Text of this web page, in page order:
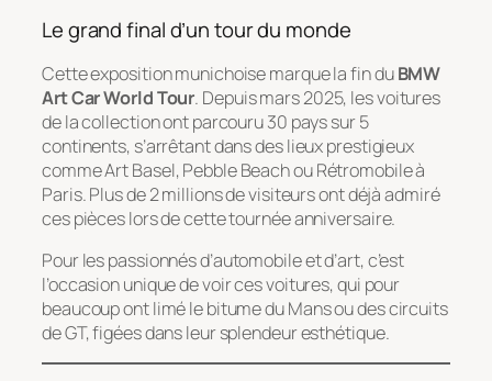
Le grand final d’un tour du monde
Cette exposition munichoise marque la fin duBMW
Art Car World Tour. Depuis mars 2025, les voitures
de la collection ont parcouru 30 pays sur 5
continents, s’arrêtant dans des lieux prestigieux
comme Art Basel, Pebble Beach ou Rétromobile à
Paris. Plus de 2 millions de visiteurs ont déjà admiré
ces pièces lors de cette tournée anniversaire.
Pour les passionnés d’automobile et d’art, c’est
l’occasion unique de voir ces voitures, qui pour
beaucoup ont limé le bitume du Mans ou des circuits
de GT, figées dans leur splendeur esthétique.